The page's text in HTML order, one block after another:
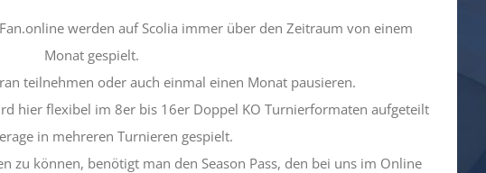
werden auf Scolia immer über den Zeitraum von einem
Monat gespielt.
teilnehmen oder auch einmal einen Monat pausieren.
hier flexibel im 8er bis 16er Doppel KO Turnierformaten aufgeteilt
in mehreren Turnieren gespielt.
zu können, benötigt man den Season Pass, den bei uns im Online